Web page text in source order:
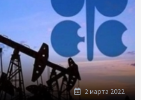
2 марта 2022